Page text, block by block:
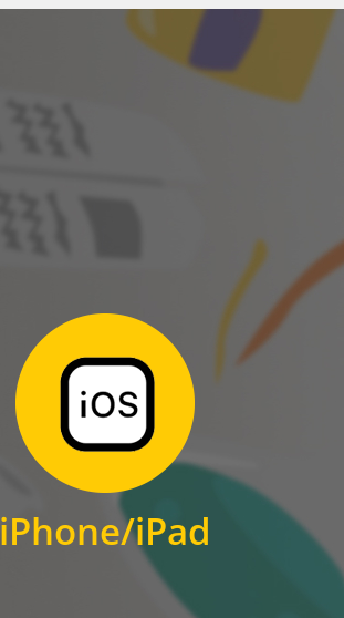
iPhone/iPad
Zum Download
für iPhone und iPad